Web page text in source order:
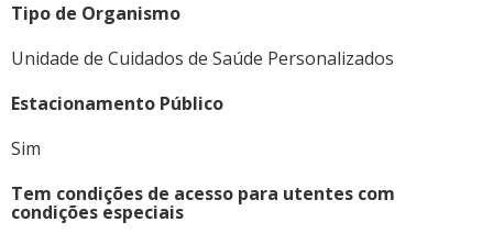
Tipo de Organismo
Unidade de Cuidados de Saúde Personalizados
Estacionamento Público
Sim
Tem condições de acesso para utentes com
condições especiais